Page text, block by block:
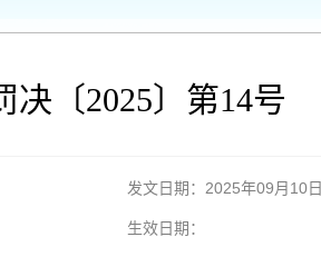
〔2025〕第14号
发文日期：2025年09月10日
生效日期：